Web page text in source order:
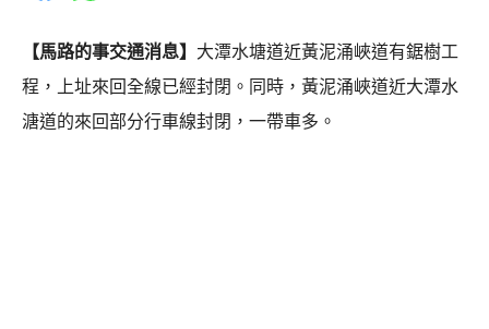
【馬路的事交通消息】 大潭水塘道近黃泥涌峽道有鋸樹工
程，上址來回全線已經封閉。同時，黃泥涌峽道近大潭水
溏道的來回部分行車線封閉，一帶車多。